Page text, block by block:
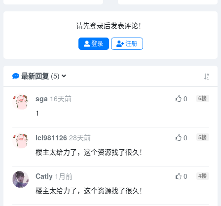
请先登录后发表评论！
登录 注册
最新回复(5)
sga 16天前 0 6楼
1
lcl981126 28天前 0 5楼
楼主太给力了，这个资源找了很久！
Catly 1月前 0 4楼
楼主太给力了，这个资源找了很久！